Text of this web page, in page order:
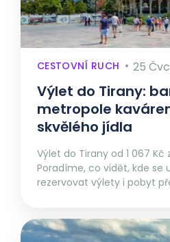
CESTOVNÍ RUCH 25
Výlet do Tirany:
metropole
skvělého jídla
Výlet do Tirany od 1 067
Poradíme, co vidět, kde se
rezervovat výlety i pobyt